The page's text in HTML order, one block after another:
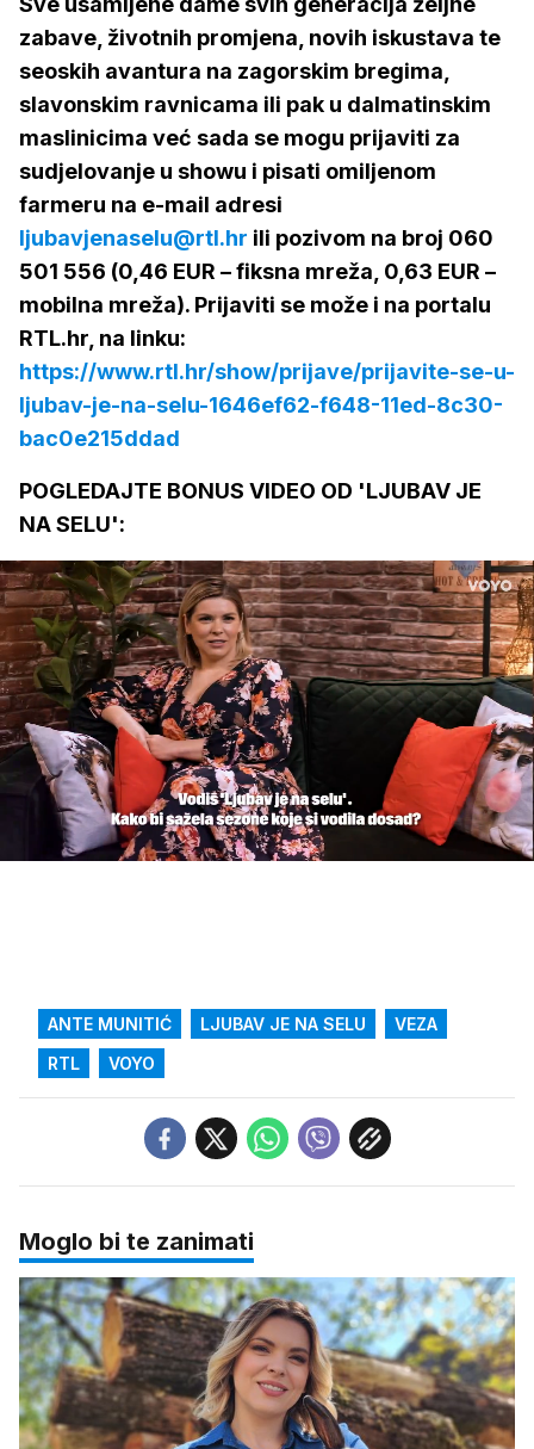
zabave, životnih promjena, novih iskustava te
seoskih avantura na zagorskim bregima,
slavonskim ravnicama ili pak u dalmatinskim
maslinicima već sada se mogu prijaviti za
sudjelovanje u showu i pisati omiljenom
farmeru na e-mail adresi
ljubavjenaselu@rtl.hr ili pozivom na broj 060
501 556 (0,46 EUR – fiksna mreža, 0,63 EUR –
mobilna mreža). Prijaviti se može i na portalu
RTL.hr, na linku:
https://www.rtl.hr/show/prijave/prijavite-se-u-
ljubav-je-na-selu-1646ef62-f648-11ed-8c30-
bac0e215ddad
POGLEDAJTE BONUS VIDEO OD 'LJUBAV JE
NA SELU':
Upali
zvuk
/
Loaded:
23.71%
ANTE MUNITIĆ LJUBAV JE NA SELU
VEZA
RTL
VOYO
Moglo bi te zanimati